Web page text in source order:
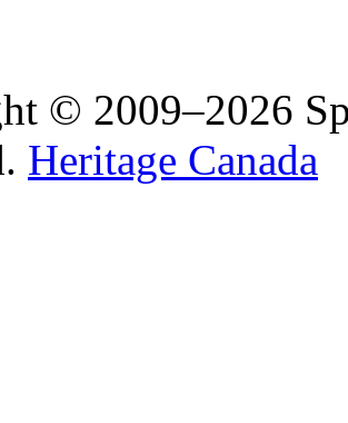
© 2009–2026
Heritage Canada